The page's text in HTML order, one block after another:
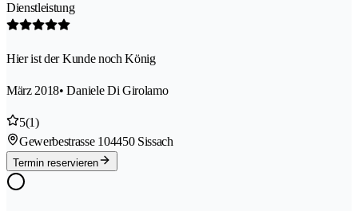
Dienstleistung
Hier ist der Kunde noch König
März 2018• Daniele Di Girolamo
5(1)
Gewerbestrasse 104450 Sissach
Termin reservieren